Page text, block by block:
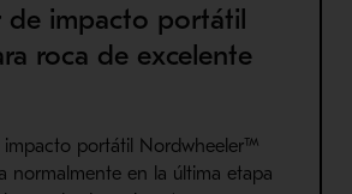
de impacto portátil
roca de excelente
impacto portátil Nordwheeler™
normalmente en la última etapa